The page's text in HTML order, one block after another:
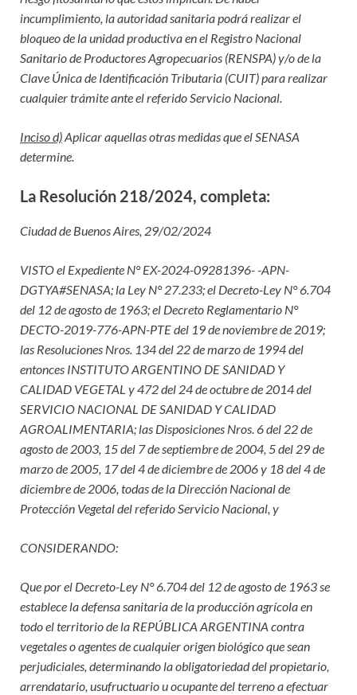
incumplimiento, la autoridad sanitaria podrá realizar el
bloqueo de la unidad productiva en el Registro Nacional
Sanitario de Productores Agropecuarios (RENSPA) y/o de la
Clave Única de Identificación Tributaria (CUIT) para realizar
cualquier trámite ante el referido Servicio Nacional.
Inciso d)Aplicar aquellas otras medidas que el SENASA
determine.
La Resolución 218/2024, completa:
Ciudad de Buenos Aires, 29/02/2024
VISTO el Expediente N° EX-2024-09281396- -APN-
DGTYA#SENASA; la Ley N° 27.233; el Decreto-Ley N° 6.704
del 12 de agosto de 1963; el Decreto Reglamentario N°
DECTO-2019-776-APN-PTE del 19 de noviembre de 2019;
las Resoluciones Nros. 134 del 22 de marzo de 1994 del
entonces INSTITUTO ARGENTINO DE SANIDAD Y
CALIDAD VEGETAL y 472 del 24 de octubre de 2014 del
SERVICIO NACIONAL DE SANIDAD Y CALIDAD
AGROALIMENTARIA; las Disposiciones Nros. 6 del 22 de
agosto de 2003, 15 del 7 de septiembre de 2004, 5 del 29 de
marzo de 2005, 17 del 4 de diciembre de 2006 y 18 del 4 de
diciembre de 2006, todas de la Dirección Nacional de
Protección Vegetal del referido Servicio Nacional, y
CONSIDERANDO:
Que por el Decreto-Ley N° 6.704 del 12 de agosto de 1963 se
establece la defensa sanitaria de la producción agrícola en
todo el territorio de la REPÚBLICA ARGENTINA contra
vegetales o agentes de cualquier origen biológico que sean
perjudiciales, determinando la obligatoriedad del propietario,
arrendatario, usufructuario u ocupante del terreno a efectuar